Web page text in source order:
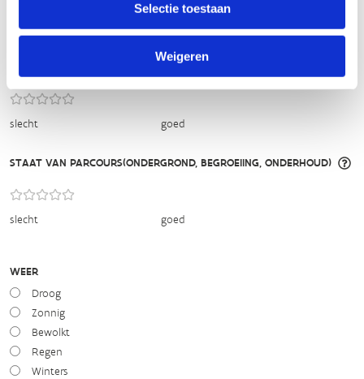
Selectie toestaan
Weigeren
BEWEGWIJZERING
slecht goed
ontbrekende signalisatie kan je melden via het
STAAT VAN PARCOURS(ONDERGROND, BEGROEIING, ONDERHOUD)
slecht goed
WEER
Droog
Zonnig
Bewolkt
Regen
Winters